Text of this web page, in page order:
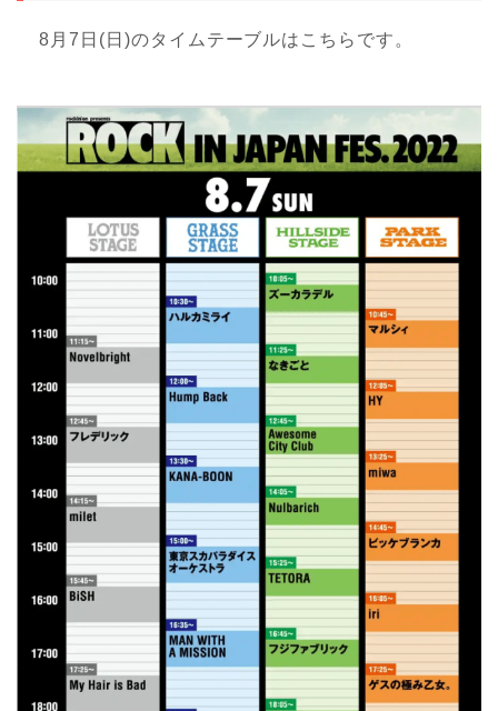
8月7日(日)のタイムテーブルはこちらです。